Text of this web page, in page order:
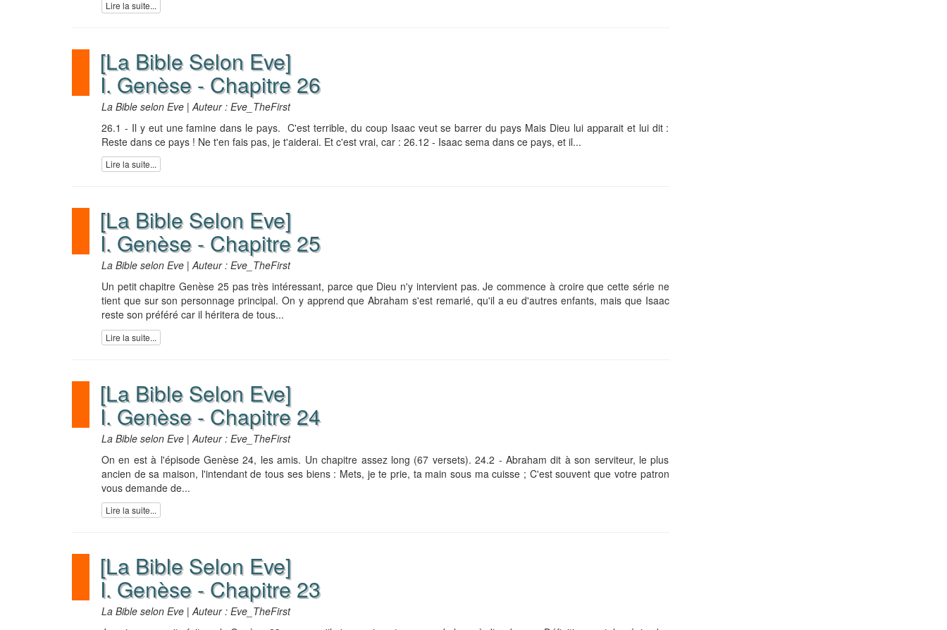
Lire la suite...
[La Bible Selon Eve]
I. Genèse - Chapitre 26
La Bible selon Eve | Auteur : Eve_TheFirst
26.1 - Il y eut une famine dans le pays. C'est terrible, du coup Isaac veut se barrer du pays Mais Dieu lui apparait et lui dit :
Reste dans ce pays ! Ne t'en fais pas, je t'aiderai. Et c'est vrai, car : 26.12 - Isaac sema dans ce pays, et il...
Lire la suite...
[La Bible Selon Eve]
I. Genèse - Chapitre 25
La Bible selon Eve | Auteur : Eve_TheFirst
Un petit chapitre Genèse 25 pas très intéressant, parce que Dieu n'y intervient pas. Je commence à croire que cette série ne
tient que sur son personnage principal. On y apprend que Abraham s'est remarié, qu'il a eu d'autres enfants, mais que Isaac
reste son préféré car il héritera de tous...
Lire la suite...
[La Bible Selon Eve]
I. Genèse - Chapitre 24
La Bible selon Eve | Auteur : Eve_TheFirst
On en est à l'épisode Genèse 24, les amis. Un chapitre assez long (67 versets). 24.2 - Abraham dit à son serviteur, le plus
ancien de sa maison, l'intendant de tous ses biens : Mets, je te prie, ta main sous ma cuisse ; C'est souvent que votre patron
vous demande de...
Lire la suite...
[La Bible Selon Eve]
I. Genèse - Chapitre 23
La Bible selon Eve | Auteur : Eve_TheFirst